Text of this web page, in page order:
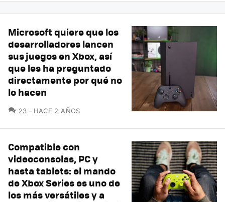
Microsoft quiere que los
desarrolladores lancen
sus juegos en Xbox, así
que les ha preguntado
directamente por qué no
lo hacen
23 COMENTARIOS
HACE 2 AÑOS
Compatible con
videoconsolas, PC y
hasta tablets: el mando
de Xbox Series es uno de
los más versátiles y a